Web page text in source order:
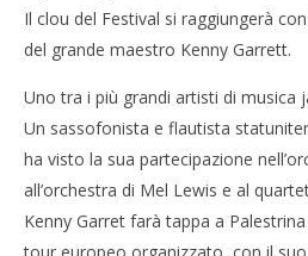
Il clou del Festival si raggiungerà
del grande maestro Kenny Garrett.
Uno tra i più grandi artisti di musica
Un sassofonista e flautista
ha visto la sua partecipazione
all’orchestra di Mel Lewis e al
Kenny Garret farà tappa a
tour europeo organizzato, con il